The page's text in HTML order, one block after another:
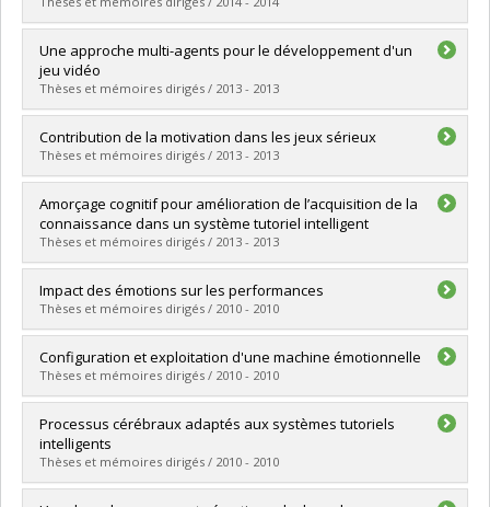
Graduate :Jraidi, Imène
Cycle :Doctoral
Grade :Ph. D.
Lien vers le document dans Papyrus
Une approche multi-agents pour le développement d'un
jeu vidéo
Thèses et mémoires dirigés / 2013 - 2013
Graduate :Asselin, Guillaume
Cycle : Master's
Grade :M. Sc.
Contribution de la motivation dans les jeux sérieux
Thèses et mémoires dirigés / 2013 - 2013
Graduate :Derbali, Lotfi
Cycle :Doctoral
Grade :Ph. D.
Lien vers le document dans Papyrus
Amorçage cognitif pour amélioration de l’acquisition de la
connaissance dans un système tutoriel intelligent
Thèses et mémoires dirigés / 2013 - 2013
Graduate :Chalfoun, Pierre
Cycle : Doctoral
Grade :Ph. D.
Impact des émotions sur les performances
Thèses et mémoires dirigés / 2010 - 2010
Graduate :Ghali, Ramla
Cycle : Master's
Grade :M. Sc.
Configuration et exploitation d'une machine émotionnelle
Thèses et mémoires dirigés / 2010 - 2010
Graduate :Trabelsi, Amine
Cycle :Master's
Grade :M. Sc.
Lien vers le document dans Papyrus
Processus cérébraux adaptés aux systèmes tutoriels
intelligents
Thèses et mémoires dirigés / 2010 - 2010